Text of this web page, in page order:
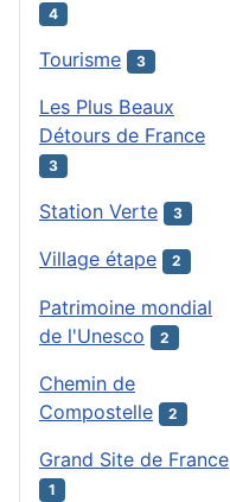
4
Tourisme 3
Les Plus Beaux
Détours de France
3
Station Verte 3
Village étape 2
Patrimoine mondial
de l'Unesco
2
Chemin de
Compostelle
2
Grand Site de France
1